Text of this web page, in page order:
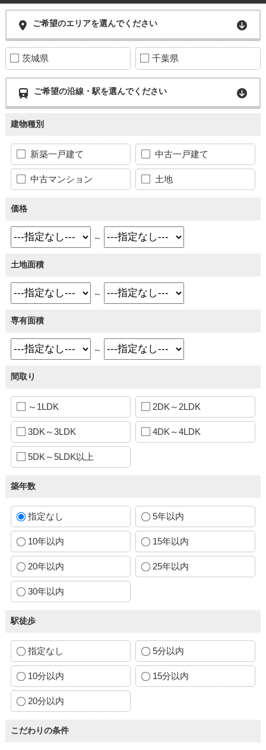
ご希望のエリアを選んでください
茨城県 千葉県
ご希望の沿線・駅を選んでください
建物種別
新築一戸建て 中古一戸建て
中古マンション 土地
価格
～
土地面積
～
専有面積
～
間取り
～1LDK 2DK～2LDK
3DK～3LDK 4DK～4LDK
5DK～5LDK以上
築年数
指定なし 5年以内
10年以内 15年以内
20年以内 25年以内
30年以内
駅徒歩
指定なし 5分以内
10分以内 15分以内
20分以内
こだわりの条件